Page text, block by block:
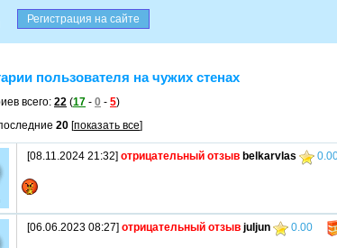
пользователя на чужих стенах
всего: 22 (17 - 0 - 5)
20 [показать все]
[08.11.2024 21:32] отрицательный отзыв belkarvlas
[06.06.2023 08:27] отрицательный отзыв juljun 0.00